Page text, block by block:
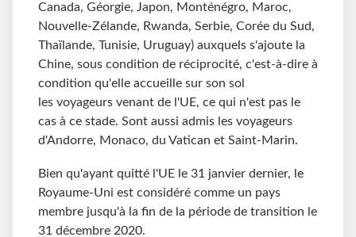
Canada, Géorgie, Japon, Monténégro, Maroc,
Nouvelle-Zélande, Rwanda, Serbie, Corée du Sud,
Thaïlande, Tunisie, Uruguay) auxquels s'ajoute la
Chine, sous condition de réciprocité, c'est-à-dire à
condition qu'elle accueille sur son sol
les voyageurs venant de l'UE, ce qui n'est pas le
cas à ce stade. Sont aussi admis les voyageurs
d'Andorre, Monaco, du Vatican et Saint-Marin.
Bien qu'ayant quitté l'UE le 31 janvier dernier, le
Royaume-Uni est considéré comme un pays
membre jusqu'à la fin de la période de transition le
31 décembre 2020.